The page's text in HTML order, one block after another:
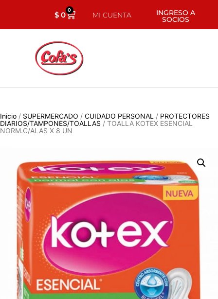
$0 0
MI CUENTA INGRESO A
SOCIOS
Inicio / SUPERMERCADO / CUIDADO PERSONAL / PROTECTORES
DIARIOS/TAMPONES/TOALLAS / TOALLA KOTEX ESENCIAL
NORM.C/ALAS X 8 UN